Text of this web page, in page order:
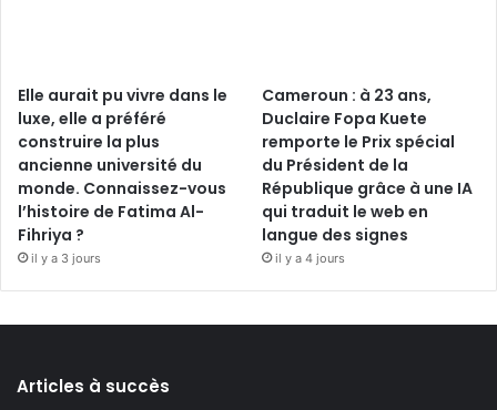
Elle aurait pu vivre dans le
luxe, elle a préféré
construire la plus
ancienne université du
monde. Connaissez-vous
l’histoire de Fatima Al-
Fihriya ?
il y a 3 jours
Cameroun : à 23 ans,
Duclaire Fopa Kuete
remporte le Prix spécial
du Président de la
République grâce à une IA
qui traduit le web en
langue des signes
il y a 4 jours
Articles à succès